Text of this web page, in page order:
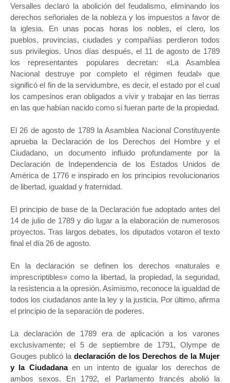
Versalles declaró la abolición del feudalismo, eliminando los
derechos señoriales de la nobleza y los impuestos a favor de
la iglesia. En unas pocas horas los nobles, el clero, los
pueblos, provincias, ciudades y compañías perdieron todos
sus privilegios. Unos días después, el 11 de agosto de 1789
los representantes populares decretan: «La Asamblea
Nacional destruye por completo el régimen feudal» que
significó el fin de la servidumbre, es decir, el estado por el cual
los campesinos eran obligados a vivir y trabajar en las tierras
en las que habían nacido como si fueran parte de la propiedad.
El 26 de agosto de 1789 la Asamblea Nacional Constituyente
aprueba la Declaración de los Derechos del Hombre y el
Ciudadano, un documento influido profundamente por la
Declaración de Independencia de los Estados Unidos de
América de 1776 e inspirado en los principios revolucionarios
de libertad, igualdad y fraternidad.
El principio de base de la Declaración fue adoptado antes del
14 de julio de 1789 y dio lugar a la elaboración de numerosos
proyectos. Tras largos debates, los diputados votaron el texto
final el día 26 de agosto.
En la declaración se definen los derechos «naturales e
imprescriptibles» como la libertad, la propiedad, la seguridad,
la resistencia a la opresión. Asimismo, reconoce la igualdad de
todos los ciudadanos ante la ley y la justicia. Por último, afirma
el principio de la separación de poderes.
La declaración de 1789 era de aplicación a los varones
exclusivamente; el 5 de septiembre de 1791, Olympe de
Gouges publicó la declaración de los Derechos de la Mujer
y la Ciudadanaen un intento de igualar los derechos de
ambos sexos. En 1792, el Parlamento francés abolió la